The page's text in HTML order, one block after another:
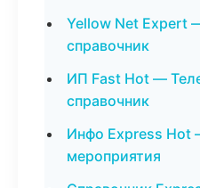
Yellow Net Expert
справочник
ИП Fast Hot —
справочник
Инфо Express
мероприятия